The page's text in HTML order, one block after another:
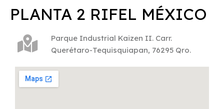
PLANTA 2 RIFEL MÉXICO
Parque Industrial Kaizen II. Carr.
Querétaro-Tequisquiapan, 76295 Qro.